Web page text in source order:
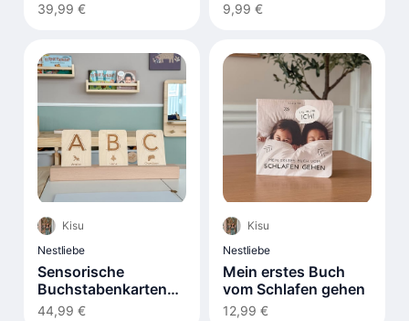
39,99 € 9,99 €
Kisu
Nestliebe
Sensorische
Buchstabenkarten
LIV
44,99 €
Kisu
Nestliebe
Mein erstes Buch
vom Schlafen gehen
12,99 €